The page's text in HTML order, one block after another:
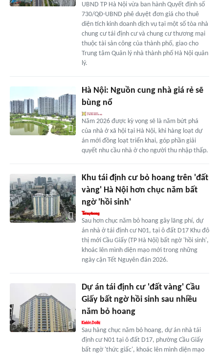
UBND TP Hà Nội vừa ban hành Quyết định số
730/QĐ-UBND phê duyệt đơn giá cho thuê
diện tích kinh doanh dịch vụ tại một số tòa nhà
chung cư tái định cư và chung cư thương mại
thuộc tài sản công của thành phố, giao cho
Trung tâm Quản lý nhà thành phố Hà Nội quản
lý.
Hà Nội: Nguồn cung nhà giá rẻ sẽ
bùng nổ
Năm 2026 được kỳ vọng sẽ là năm bứt phá
của nhà ở xã hội tại Hà Nội, khi hàng loạt dự
án mới đồng loạt triển khai, góp phần giải
quyết nhu cầu nhà ở cho người thu nhập thấp.
Khu tái định cư bỏ hoang trên 'đất
vàng' Hà Nội hơn chục năm bất
ngờ 'hồi sinh'
Sau hơn chục năm bỏ hoang gây lãng phí, dự
án nhà ở tái định cư N01, tại ô đất D17 Khu đô
thị mới Cầu Giấy (TP Hà Nội) bất ngờ 'hồi sinh',
khoác lên mình diện mạo mới trong những
ngày cận Tết Nguyên đán 2026.
Dự án tái định cư 'đất vàng' Cầu
Giấy bất ngờ hồi sinh sau nhiều
năm bỏ hoang
Sau hàng chục năm bỏ hoang, dự án nhà tái
định cư N01 tại ô đất D17, phường Cầu Giấy
bất ngờ 'thức giấc', khoác lên mình diện mạo